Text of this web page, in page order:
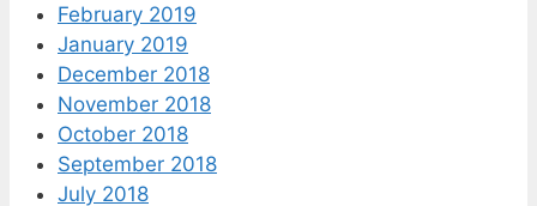
February 2019
January 2019
December 2018
November 2018
October 2018
September 2018
July 2018